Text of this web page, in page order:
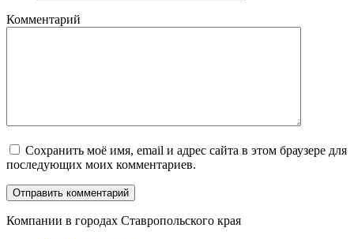
Комментарий
Сохранить моё имя, email и адрес сайта в этом браузере для
последующих моих комментариев.
Компании в городах Ставропольского края